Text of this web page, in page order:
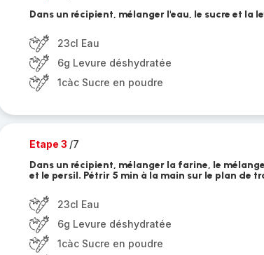
Dans un récipient, mélanger l'eau, le sucre et la
23cl Eau
6g Levure déshydratée
1càc Sucre en poudre
Etape 3 /7
Dans un récipient, mélanger la farine, le
et le persil. Pétrir 5 min à la main sur le plan de
23cl Eau
6g Levure déshydratée
1càc Sucre en poudre